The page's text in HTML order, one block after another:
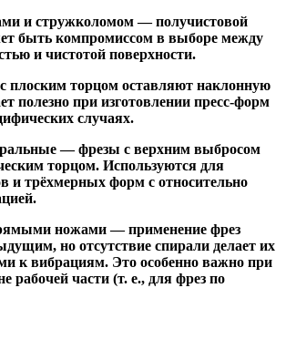
и стружколомом— получистовой
быть компромиссом в выборе между
и чистотой поверхности.
плоским торцом оставляют наклонную
полезно при изготовлении пресс-форм
случаях.
— фрезы с верхним выбросом
торцом. Используются для
и трёхмерных форм с относительно
ножами— применение фрез
но отсутствие спирали делает их
к вибрациям. Это особенно важно при
рабочей части (т. е., для фрез по